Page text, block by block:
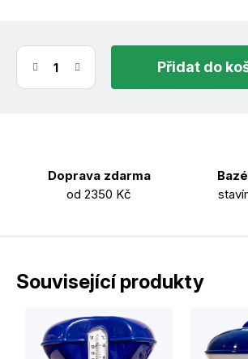
do
Doprava zdarma
od 2350 Kč
Související produkty